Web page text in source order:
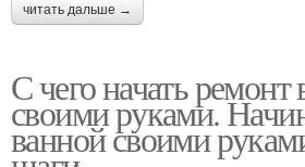
читать дальше →
С чего начать ремонт
своими руками.
ванной своими